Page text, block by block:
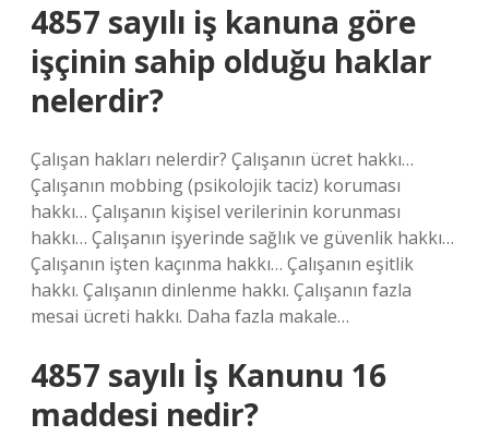
4857 sayılı iş kanuna göre
işçinin sahip olduğu haklar
nelerdir?
Çalışan hakları nelerdir? Çalışanın ücret hakkı…
Çalışanın mobbing (psikolojik taciz) koruması
hakkı… Çalışanın kişisel verilerinin korunması
hakkı… Çalışanın işyerinde sağlık ve güvenlik hakkı…
Çalışanın işten kaçınma hakkı… Çalışanın eşitlik
hakkı. Çalışanın dinlenme hakkı. Çalışanın fazla
mesai ücreti hakkı. Daha fazla makale…
4857 sayılı İş Kanunu 16
maddesi nedir?